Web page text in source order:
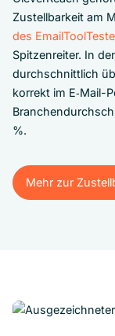
Zustellbarkeit am
des
Spitzenreiter. In
durchschnittlich
korrekt im E‑Mail-
%.
Mehr zur
Mehr zur